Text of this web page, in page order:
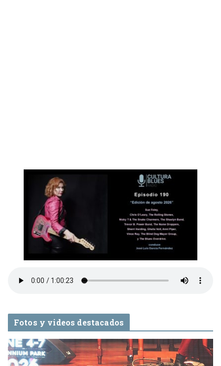
Fotos y videos destacados